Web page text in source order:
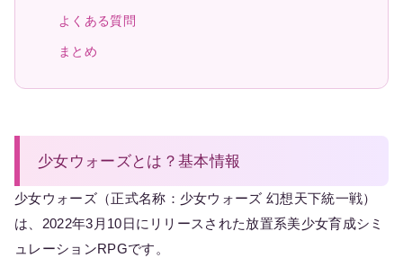
よくある質問
まとめ
少女ウォーズとは？基本情報
少女ウォーズ（正式名称：少女ウォーズ 幻想天下統一戦）
は、2022年3月10日にリリースされた放置系美少女育成シミ
ュレーションRPGです。